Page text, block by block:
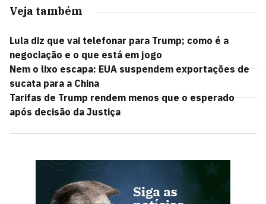
Veja também
Lula diz que vai telefonar para Trump; como é a
negociação e o que está em jogo
Nem o lixo escapa: EUA suspendem exportações de
sucata para a China
Tarifas de Trump rendem menos que o esperado
após decisão da Justiça